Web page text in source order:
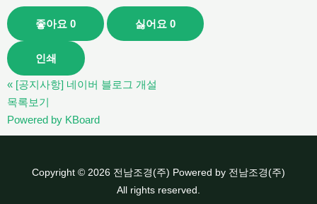
좋아요 0 싫어요 0
인쇄
« [공지사항] 네이버 블로그 개설
목록보기
Powered by KBoard
Copyright © 2026 전남조경(주) Powered by 전남조경(주)
All rights reserved.